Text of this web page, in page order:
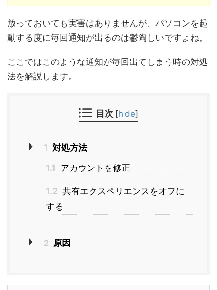
放っておいても実害はありませんが、パソコンを起
動する度に毎回通知が出るのは鬱陶しいですよね。
ここではこのような通知が毎回出てしまう時の対処
法を解説します。
目次 [hide]
1 対処方法
1.1
アカウントを修正
1.2 共有エクスペリエンスをオフに
する
2 原因